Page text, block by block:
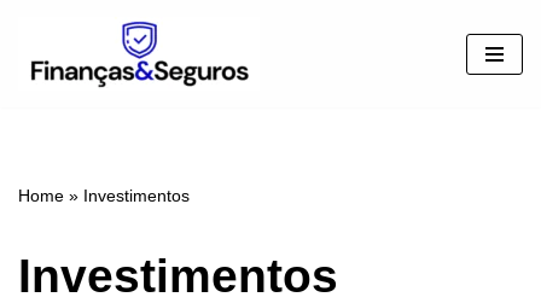
Pular
Home » Investimentos
Investimentos